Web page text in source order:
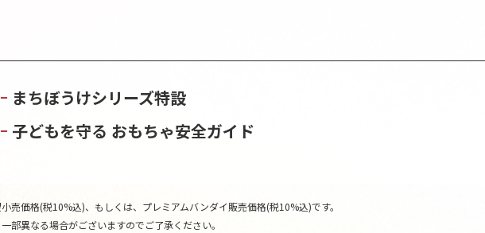
まちぼうけシリーズ特設
子どもを守る おもちゃ安全ガイド
売価格(税10%込)、もしくは、プレミアムバンダイ販売価格(税10%込)です。
部異なる場合がございますのでご了承ください。